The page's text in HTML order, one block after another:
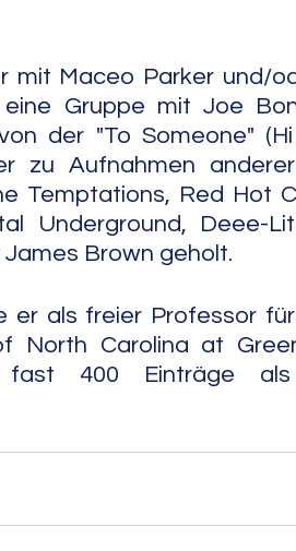
mit Maceo Parker und/
Gruppe mit Joe
der "To Someone"
zu Aufnahmen
Temptations, Red Hot
Underground, Deee-
Brown geholt.
er als freier Professor
North Carolina at
fast 400 Einträge